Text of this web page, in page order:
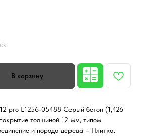
pro L1256-05488 Серый бетон (1,426
толщиной 12 мм, типом
и порода дерева – Плитка.